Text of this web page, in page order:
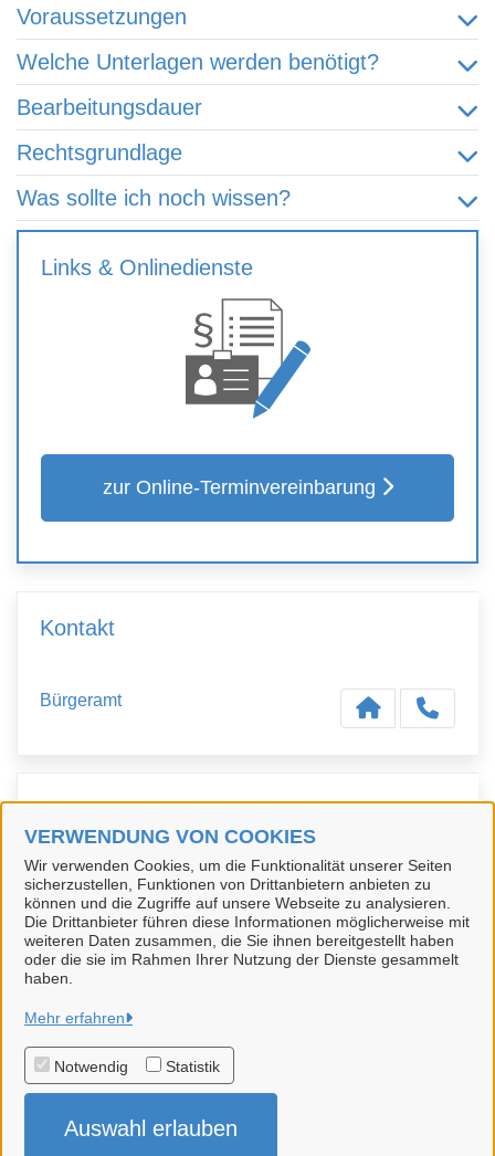
VERWENDUNG VON COOKIES
Wir verwenden Cookies, um die Funktionalität unserer Seiten
sicherzustellen, Funktionen von Drittanbietern anbieten zu
können und die Zugriffe auf unsere Webseite zu analysieren.
Die Drittanbieter führen diese Informationen möglicherweise mit
weiteren Daten zusammen, die Sie ihnen bereitgestellt haben
oder die sie im Rahmen Ihrer Nutzung der Dienste gesammelt
haben.
Mehr erfahren
Notwendig Statistik
Auswahl erlauben
Voraussetzungen
Welche Unterlagen werden benötigt?
Bearbeitungsdauer
Rechtsgrundlage
Was sollte ich noch wissen?
Links & Onlinedienste
zur Online-Terminvereinbarung
Kontakt
Bürgeramt
Kontaktpersonen
Sachbearbeiter/-in
Team Bürgeramt
Hansestadt Uelzen
Alle Rechte vorbehalten